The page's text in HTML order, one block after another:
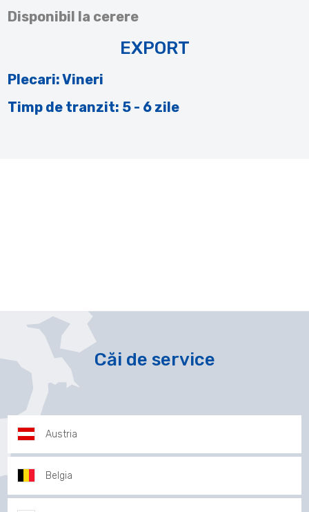
Disponibil la cerere
EXPORT
Plecari: Vineri
Timp de tranzit: 5 - 6 zile
Căi de service
Austria
Belgia